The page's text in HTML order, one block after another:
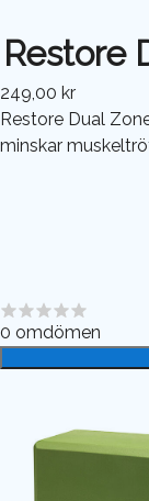
Restore
249,00 kr
Restore Dual
minskar
0 omdömen